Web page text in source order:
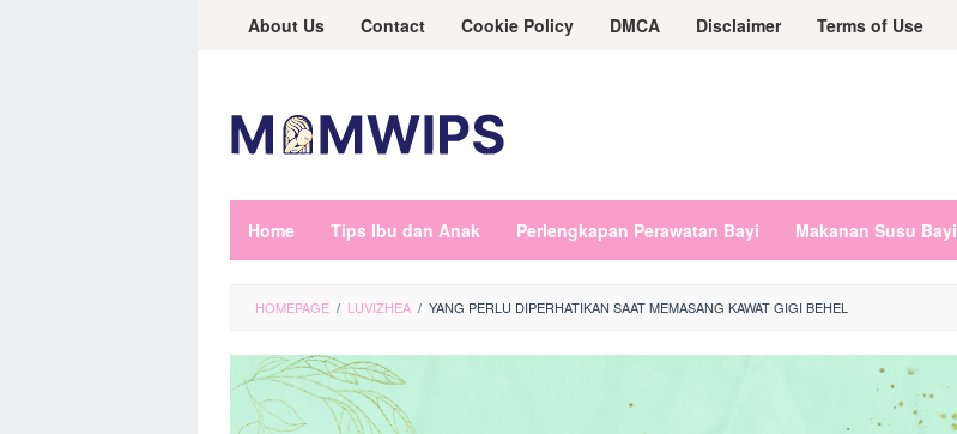
About Us Contact Cookie Policy DMCA Disclaimer Terms of Use
Home Tips Ibu dan Anak Perlengkapan Perawatan Bayi Makanan Susu Bayi
HOMEPAGE / LUVIZHEA / YANG PERLU DIPERHATIKAN SAAT MEMASANG KAWAT GIGI BEHEL